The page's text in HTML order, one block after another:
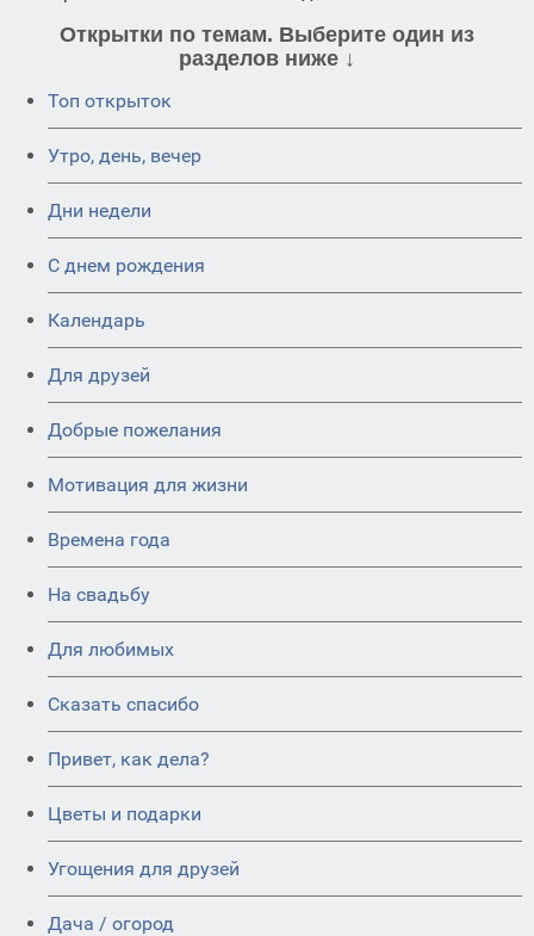
Открытки по темам. Выберите один из
разделов ниже ↓
Топ открыток
Утро, день, вечер
Дни недели
C днем рождения
Календарь
Для друзей
Добрые пожелания
Мотивация для жизни
Времена года
На свадьбу
Для любимых
Сказать спасибо
Привет, как дела?
Цветы и подарки
Угощения для друзей
Дача / огород